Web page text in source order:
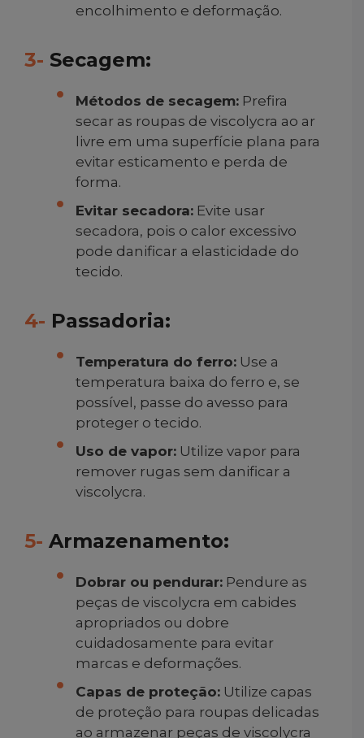
encolhimento e deformação.
3- Secagem:
Métodos de secagem: Prefira
secar as roupas de viscolycra ao ar
livre em uma superfície plana para
evitar esticamento e perda de
forma.
Evitar secadora: Evite usar
secadora, pois o calor excessivo
pode danificar a elasticidade do
tecido.
4- Passadoria:
Temperatura do ferro: Use a
temperatura baixa do ferro e, se
possível, passe do avesso para
proteger o tecido.
Uso de vapor: Utilize vapor para
remover rugas sem danificar a
viscolycra.
5- Armazenamento:
Dobrar ou pendurar: Pendure as
peças de viscolycra em cabides
apropriados ou dobre
cuidadosamente para evitar
marcas e deformações.
Capas de proteção: Utilize capas
de proteção para roupas delicadas
ao armazenar peças de viscolycra